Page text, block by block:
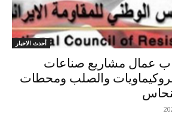
أحدث الاخبار
لإضراب عمال مشاريع صناعات
والصلب ومحطات